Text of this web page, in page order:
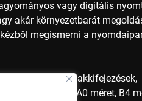
vagy digitális
akár környezetbarát
megismerni a
nyomdai szakkifejezések,
A1 méret, A0 méret, B4